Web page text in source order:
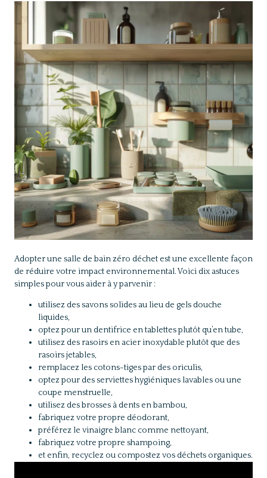
Adopter une salle de bain zéro déchet est une excellente façon
de réduire votre impact environnemental. Voici dix astuces
simples pour vous aider à y parvenir :
utilisez des savons solides au lieu de gels douche
liquides,
optez pour un dentifrice en tablettes plutôt qu’en tube,
utilisez des rasoirs en acier inoxydable plutôt que des
rasoirs jetables,
remplacez les cotons-tiges par des oriculis,
optez pour des serviettes hygiéniques lavables ou une
coupe menstruelle,
utilisez des brosses à dents en bambou,
fabriquez votre propre déodorant,
préférez le vinaigre blanc comme nettoyant,
fabriquez votre propre shampoing,
et enfin, recyclez ou compostez vos déchets organiques.